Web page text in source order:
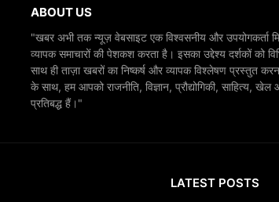
ABOUT US
"खबर अभी तक न्यूज़ वेबसाइट एक विश्वसनीय और उपयोगकर्ता
व्यापक समाचारों की पेशकश करता है। इसका उद्देश्य दर्शकों को
साथ ही ताज़ा खबरों का निष्कर्ष और व्यापक विश्लेषण प्रस्तुत
के साथ, हम आपको राजनीति, विज्ञान, प्रौद्योगिकी, साहित्य,
प्रतिबद्ध हैं।"
LATEST POSTS